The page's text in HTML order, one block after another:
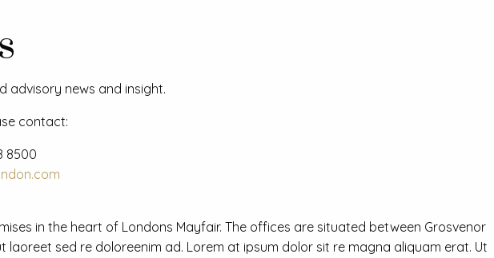
advisory news and insight.
contact:
8500
in the heart of Londons Mayfair. The offices are situated between Grosvenor
laoreet sed re doloreenim ad. Lorem at ipsum dolor sit re magna aliquam erat. Ut